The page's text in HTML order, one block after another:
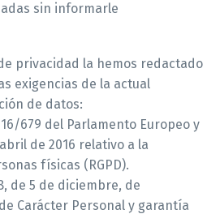
sin informarle
privacidad la hemos redactado
exigencias de la actual
de datos:
679 del Parlamento Europeo y
de 2016 relativo a la
físicas (RGPD).
de 5 de diciembre, de
Carácter Personal y garantía